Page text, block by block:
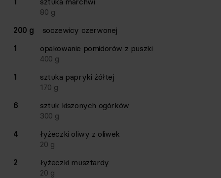
80 g
200 g
soczewicy czerwonej
1
opakowanie pomidorów z puszki
400 g
1
sztuka papryki żółtej
170 g
6
sztuk kiszonych ogórków
300 g
4
łyżeczki oliwy z oliwek
20 g
2
łyżeczki musztardy
20 g